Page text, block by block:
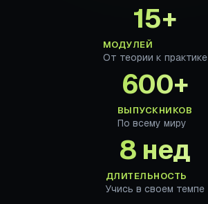
15+
МОДУЛЕЙ
От теории к практике
600+
ВЫПУСКНИКОВ
По всему миру
8 нед
ДЛИТЕЛЬНОСТЬ
Учись в своем темпе